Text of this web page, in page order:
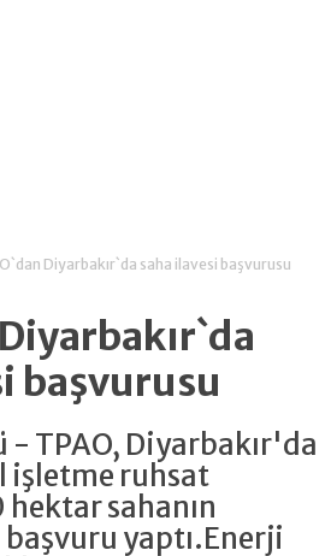
Diyarbakır`da saha ilavesi başvurusu
başvurusu
- TPAO, Diyarbakır'da
işletme ruhsat
hektar sahanın
yaptı.Enerji